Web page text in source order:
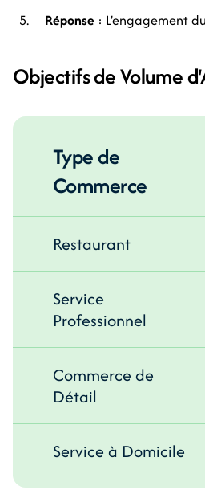
Réponse : L'engagement
Objectifs de Volume
Type de
Commerce
Restaurant
Service
Professionnel
Commerce de
Détail
Service à Domicile